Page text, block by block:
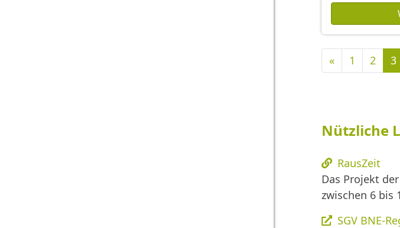
Nützliche
RausZeit
Das Projekt
zwischen 6 bis
SGV BNE-
«Vorherige
1 2 3